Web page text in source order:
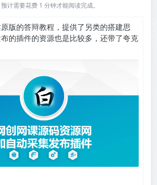
计需要花费 1 分钟才能阅读完成。
版的答辩教程，提供了另类的搭建思
的插件的资源也是比较多，还带了夸克